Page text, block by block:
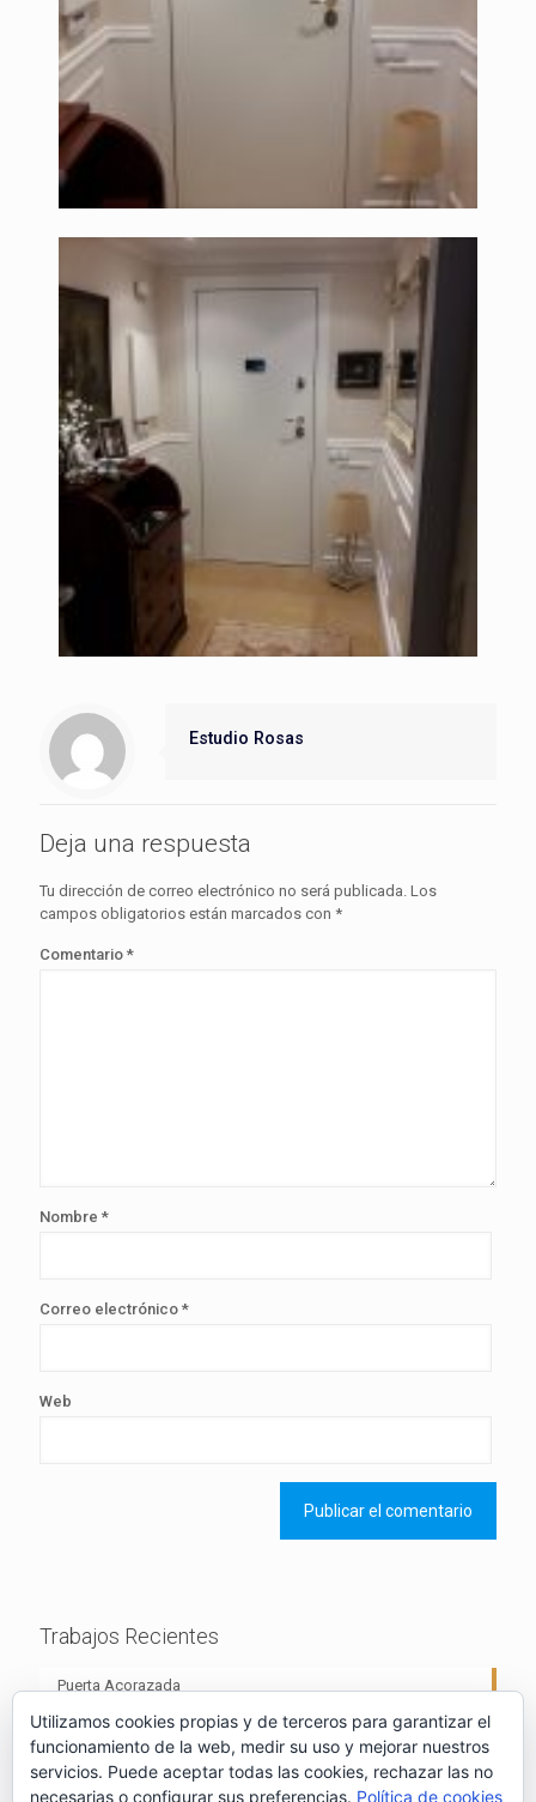
Estudio Rosas
Deja una respuesta
Tu dirección de correo electrónico no será publicada. Los
campos obligatorios están marcados con *
Comentario *
Nombre *
Correo electrónico *
Web
Trabajos Recientes
Puerta Acorazada
Utilizamos cookies propias y de terceros para garantizar el
funcionamiento de la web, medir su uso y mejorar nuestros
servicios. Puede aceptar todas las cookies, rechazar las no
necesarias o configurar sus preferencias. Política de cookies